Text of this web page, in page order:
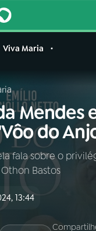
Buscar
AO VIVO
Viva Maria
Mendes
do
fala sobre o
Bastos
13:44